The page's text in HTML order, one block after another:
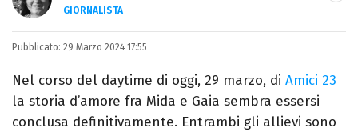
GIORNALISTA
LINKEDIN
INSTAGRAM FACEBOOK
Giornalista nata nella città di Parthenope,
si definisce "madriletana". Da anni scrive
(per un numero imprecisato di testate) di
spettacoli e musica, TV e calcio.
Pubblicato: 29 Marzo 2024 17:55
Nel corso del daytime di oggi, 29 marzo, di Amici 23
la storia d’amore fra Mida e Gaia sembra essersi
conclusa definitivamente. Entrambi gli allievi sono